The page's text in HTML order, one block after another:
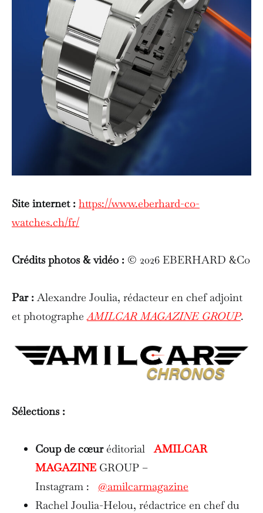
Site internet : https://www.eberhard-co-
watches.ch/fr/
Crédits photos & vidéo : © 2026 EBERHARD &Co
Par :Alexandre Joulia, rédacteur en chef adjoint
et photographeAMILCAR MAGAZINE GROUP.
Sélections :
Coup de cœuréditorial
AMILCAR
MAGAZINE GROUP –
Instagram : @amilcarmagazine
Rachel Joulia-Helou, rédactrice en chef du